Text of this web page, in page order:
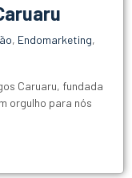
, Endomarketing,
Caruaru, fundada
orgulho para nós